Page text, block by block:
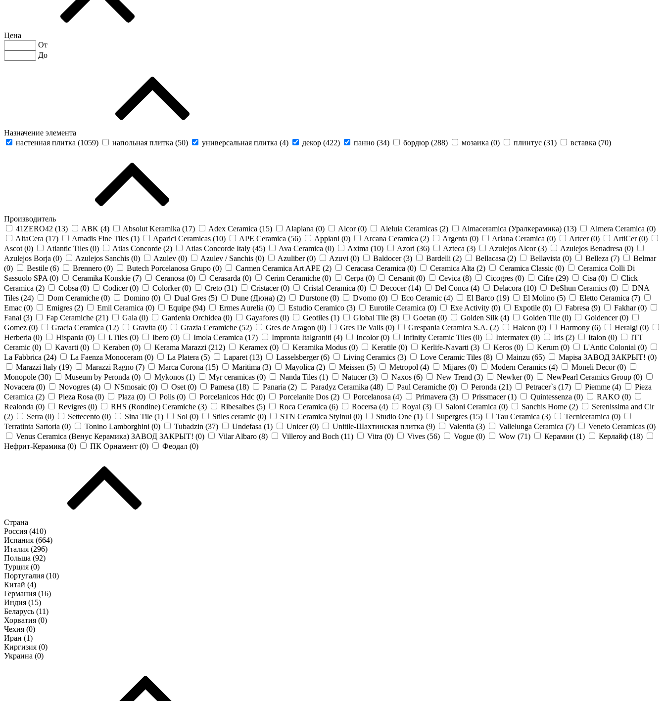
Цена
От
До
Назначение элемента
настенная плитка (1059) напольная плитка (50) универсальная плитка (4) декор (422) панно (34) бордюр (288) мозаика (0) плинтус (31) вставка (70)
Производитель
41ZERO42 (13) ABK (4) Absolut Keramika (17) Adex Ceramica (15) Alaplana (0) Alcor (0) Aleluia Ceramicas (2) Almaceramica (Уралкерамика) (13) Almera Ceramica (0)
AltaCera (17) Amadis Fine Tiles (1) Aparici Ceramicas (10) APE Ceramica (56) Appiani (0) Arcana Ceramica (2) Argenta (0) Ariana Ceramica (0) Artcer (0) ArtiCer (0)
Ascot (0) Atlantic Tiles (0) Atlas Concorde (2) Atlas Concorde Italy (45) Ava Ceramica (0) Axima (10) Azori (36) Azteca (3) Azulejos Alcor (3) Azulejos Benadresa (0)
Azulejos Borja (0) Azulejos Sanchis (0) Azulev (0) Azulev / Sanchis (0) Azuliber (0) Azuvi (0) Baldocer (3) Bardelli (2) Bellacasa (2) Bellavista (0) Belleza (7)
Belmar
(0) Bestile (6) Brennero (0) Butech Porcelanosa Grupo (0) Carmen Ceramica Art APE (2) Ceracasa Ceramica (0) Ceramica Alta (2) Ceramica Classic (0)
Ceramica Colli Di
Sassuolo SPA (0) Ceramika Konskie (7) Ceranosa (0) Cerasarda (0) Cerim Ceramiche (0) Cerpa (0) Cersanit (0) Cevica (8) Cicogres (0) Cifre (29) Cisa (0)
Click
Ceramica (2) Cobsa (0) Codicer (0) Colorker (0) Creto (31) Cristacer (0) Cristal Ceramica (0) Decocer (14) Del Conca (4) Delacora (10) DeShun Ceramics (0)
DNA
Tiles (24) Dom Ceramiche (0) Domino (0) Dual Gres (5) Dune (Дюна) (2) Durstone (0) Dvomo (0) Eco Ceramic (4) El Barco (19) El Molino (5) Eletto Ceramica (7)
Emac (0) Emigres (2) Emil Ceramica (0) Equipe (94) Ermes Aurelia (0) Estudio Ceramico (3) Eurotile Ceramica (0) Exe Activity (0) Expotile (0) Fabresa (9) Fakhar (0)
Fanal (3) Fap Ceramiche (21) Gala (0) Gardenia Orchidea (0) Gayafores (0) Geotiles (1) Global Tile (8) Goetan (0) Golden Silk (4) Golden Tile (0) Goldencer (0)
Gomez (0) Gracia Ceramica (12) Gravita (0) Grazia Ceramiche (52) Gres de Aragon (0) Gres De Valls (0) Grespania Ceramica S.A. (2) Halcon (0) Harmony (6) Heralgi (0)
Herberia (0) Hispania (0) I.Tiles (0) Ibero (0) Imola Ceramica (17) Impronta Italgraniti (4) Incolor (0) Infinity Ceramic Tiles (0) Intermatex (0) Iris (2) Italon (0)
ITT
Ceramic (0) Kavarti (0) Keraben (0) Kerama Marazzi (212) Keramex (0) Keramika Modus (0) Keratile (0) Kerlife-Navarti (3) Keros (0) Kerum (0) L'Antic Colonial (0)
La Fabbrica (24) La Faenza Monoceram (0) La Platera (5) Laparet (13) Lasselsberger (6) Living Ceramics (3) Love Ceramic Tiles (8) Mainzu (65) Mapisa ЗАВОД ЗАКРЫТ! (0)
Marazzi Italy (19) Marazzi Ragno (7) Marca Corona (15) Maritima (3) Mayolica (2) Meissen (5) Metropol (4) Mijares (0) Modern Ceramics (4) Moneli Decor (0)
Monopole (30) Museum by Peronda (0) Mykonos (1) Myr ceramicas (0) Nanda Tiles (1) Natucer (3) Naxos (6) New Trend (3) Newker (0) NewPearl Ceramics Group (0)
Novacera (0) Novogres (4) NSmosaic (0) Oset (0) Pamesa (18) Panaria (2) Paradyz Ceramika (48) Paul Ceramiche (0) Peronda (21) Petracer`s (17) Piemme (4)
Pieza
Ceramica (2) Pieza Rosa (0) Plaza (0) Polis (0) Porcelanicos Hdc (0) Porcelanite Dos (2) Porcelanosa (4) Primavera (3) Prissmacer (1) Quintessenza (0) RAKO (0)
Realonda (0) Revigres (0) RHS (Rondine) Ceramiche (3) Ribesalbes (5) Roca Ceramica (6) Rocersa (4) Royal (3) Saloni Ceramica (0) Sanchis Home (2)
Serenissima and Cir
(2) Serra (0) Settecento (0) Sina Tile (1) Sol (0) Stiles ceramic (0) STN Ceramica Stylnul (0) Studio One (1) Supergres (15) Tau Ceramica (3) Tecniceramica (0)
Terratinta Sartoria (0) Tonino Lamborghini (0) Tubadzin (37) Undefasa (1) Unicer (0) Unitile-Шахтинская плитка (9) Valentia (3) Vallelunga Ceramica (7) Veneto Ceramicas (0)
Venus Ceramica (Венус Керамика) ЗАВОД ЗАКРЫТ! (0) Vilar Albaro (8) Villeroy and Boch (11) Vitra (0) Vives (56) Vogue (0) Wow (71) Керамин (1) Керлайф (18)
Нефрит-Керамика (0) ПК Орнамент (0) Феодал (0)
Страна
Россия (410)
Испания (664)
Италия (296)
Польша (92)
Турция (0)
Португалия (10)
Китай (4)
Германия (16)
Индия (15)
Беларусь (11)
Хорватия (0)
Чехия (0)
Иран (1)
Киргизия (0)
Украина (0)